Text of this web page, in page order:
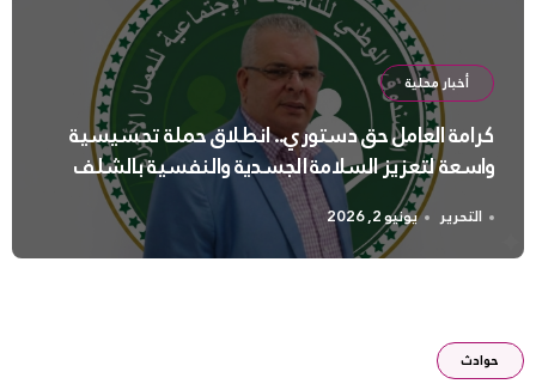
أخبار محلية
كرامة العامل حق دستوري.. انطلاق حملة تحسيسية
واسعة لتعزيز السلامة الجسدية والنفسية بالشلف
التحرير يونيو 2, 2026
حوادث